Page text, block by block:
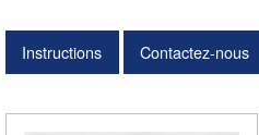
Instructions Contactez-nous